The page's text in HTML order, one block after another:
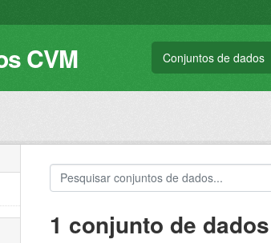
CVM Conjuntos de dados
1 conjunto de